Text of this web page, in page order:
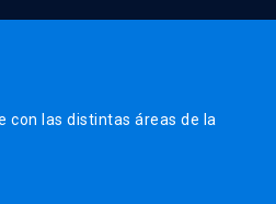
con las distintas áreas de la